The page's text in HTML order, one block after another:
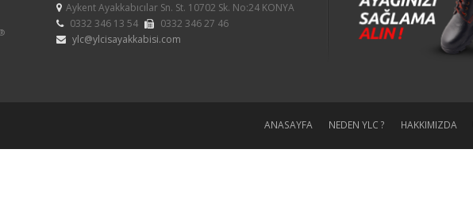
Aykent Ayakkabıcılar Sn. St. 10702 Sk. No:24 KONYA
0332 346 13 54
0332 346 27 46
ylc@ylcisayakkabisi.com
ANASAYFA NEDEN YLC ? HAKKIMIZDA